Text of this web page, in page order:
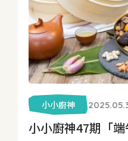
小小廚神
小小廚神47期「端